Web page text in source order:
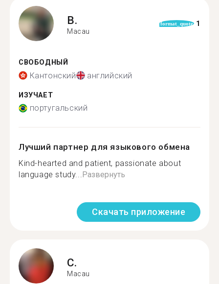
B.
Macau
format_quote 1
СВОБОДНЫЙ
Кантонский английский
ИЗУЧАЕТ
португальский
Лучший партнер для языкового обмена
Kind-hearted and patient, passionate about
language study...Развернуть
Скачать приложение
C.
Macau